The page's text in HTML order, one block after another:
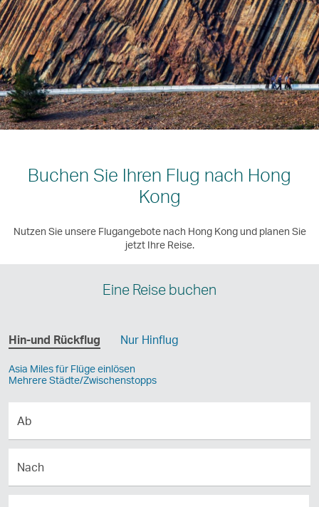
Buchen Sie Ihren Flug nach Hong
Kong
Nutzen Sie unsere Flugangebote nach Hong Kong und planen Sie
jetzt Ihre Reise.
Eine Reise buchen
Hin-und Rückflug Nur Hinflug
Asia Miles für Flüge einlösen
Mehrere Städte/Zwischenstopps